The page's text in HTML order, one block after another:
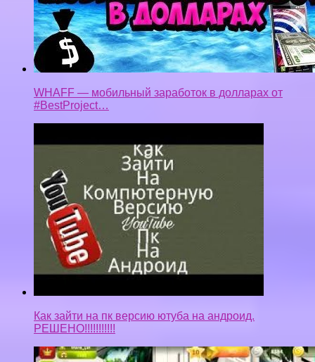
WHAFF — мобильный заработок в долларах от
#BestProject…
Как зайти на пк версию ютуба на андроид.
РЕШЕНО!!!!!!!!!!!